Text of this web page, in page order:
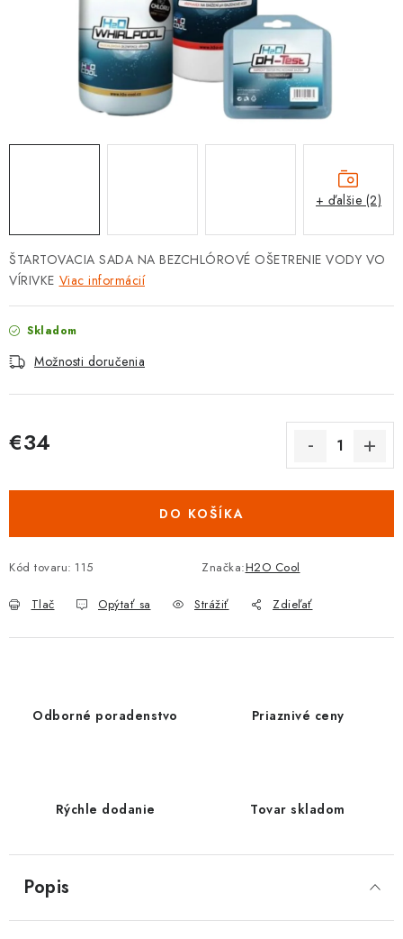
OBCHODNÉ PODMIENKY
KONTAKTY
ZNAČKY
Vernostný program
Moja objednávka
ŠTARTOVACIA SADA NA BEZCHLÓROVÉ OŠETRENIE VODY VO
VÍRIVKE Viac informácií
Skladom
Možnosti doručenia
€34
DO KOŠÍKA
Kód tovaru: 115 Značka:H2O Cool
Tlač Opýtať sa Strážiť Zdieľať
+ ďalšie (2)
Odborné poradenstvo Priaznivé ceny
Rýchle dodanie Tovar skladom
Popis